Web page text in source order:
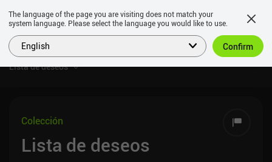
Lista de deseos
Colección
Lista de deseos
The language of the page you are visiting does not match your
system language. Please select the language you would like to use.
English Confirm